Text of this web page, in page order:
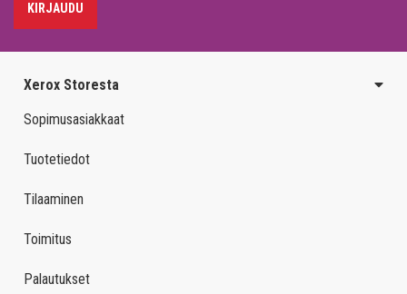
KIRJAUDU
Xerox Storesta
Sopimusasiakkaat
Tuotetiedot
Tilaaminen
Toimitus
Palautukset